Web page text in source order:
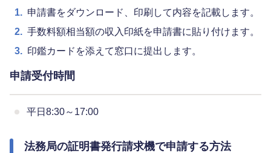
1. 申請書をダウンロード、印刷して内容を記載します。
2. 手数料額相当額の収入印紙を申請書に貼り付けます。
3. 印鑑カードを添えて窓口に提出します。
申請受付時間
平日8:30～17:00
法務局の証明書発行請求機で申請する方法